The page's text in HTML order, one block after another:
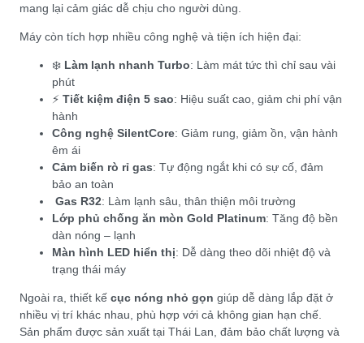
mang lại cảm giác dễ chịu cho người dùng.
Máy còn tích hợp nhiều công nghệ và tiện ích hiện đại:
❄️ Làm lạnh nhanh Turbo: Làm mát tức thì chỉ sau vài
phút
⚡ Tiết kiệm điện 5 sao: Hiệu suất cao, giảm chi phí vận
hành
Công nghệ SilentCore: Giảm rung, giảm ồn, vận hành
êm ái
Cảm biến rò rỉ gas: Tự động ngắt khi có sự cố, đảm
bảo an toàn
Gas R32: Làm lạnh sâu, thân thiện môi trường
Lớp phủ chống ăn mòn Gold Platinum: Tăng độ bền
dàn nóng – lạnh
Màn hình LED hiển thị: Dễ dàng theo dõi nhiệt độ và
trạng thái máy
Ngoài ra, thiết kế cục nóng nhỏ gọn giúp dễ dàng lắp đặt ở
nhiều vị trí khác nhau, phù hợp với cả không gian hạn chế.
Sản phẩm được sản xuất tại Thái Lan, đảm bảo chất lượng và